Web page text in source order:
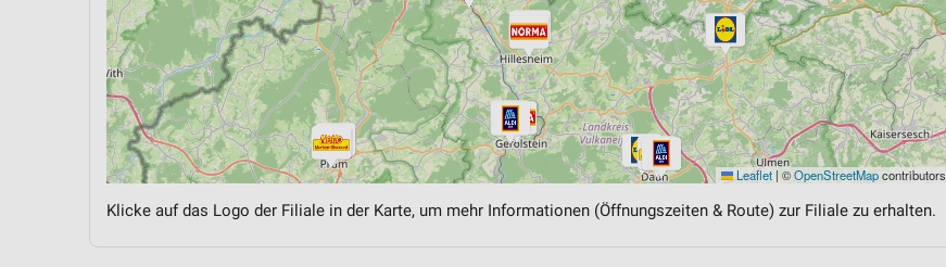
Leaflet | ©OpenStreetMapcontributors
Klicke auf das Logo der Filiale in der Karte, um mehr Informationen (Öffnungszeiten & Route) zur Filiale zu erhalten.